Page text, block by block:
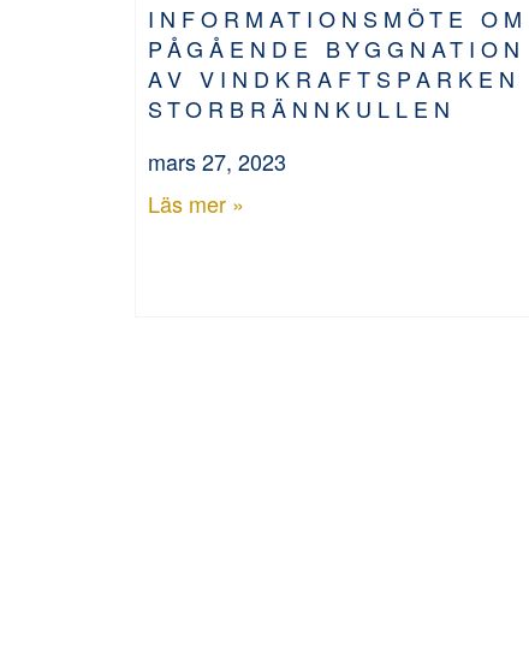
INFORMATIONSMÖTE OM
PÅGÅENDE BYGGNATION
AV VINDKRAFTSPARKEN
STORBRÄNNKULLEN
mars 27, 2023
Läs mer »